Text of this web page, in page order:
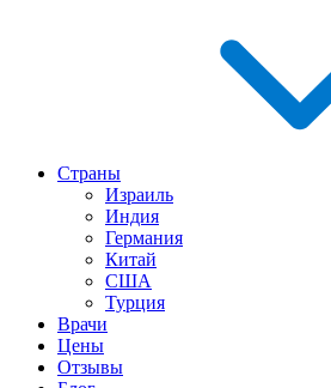
Страны
Израиль
Индия
Германия
Китай
США
Турция
Врачи
Цены
Отзывы